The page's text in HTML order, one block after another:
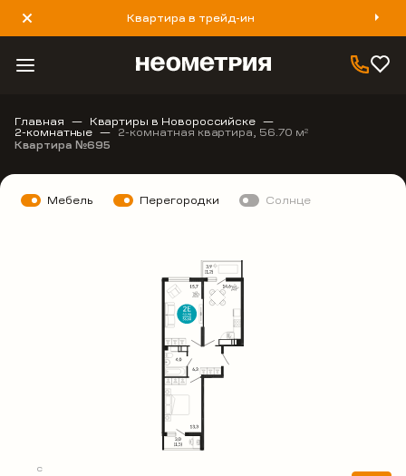
Квартира в трейд-ин
8 800 777 40 93
Главная Квартиры в Новороссийске
2-комнатные 2-комнатная квартира, 56.70 м2
Квартира №695
Мебель Перегородки Солнце
С